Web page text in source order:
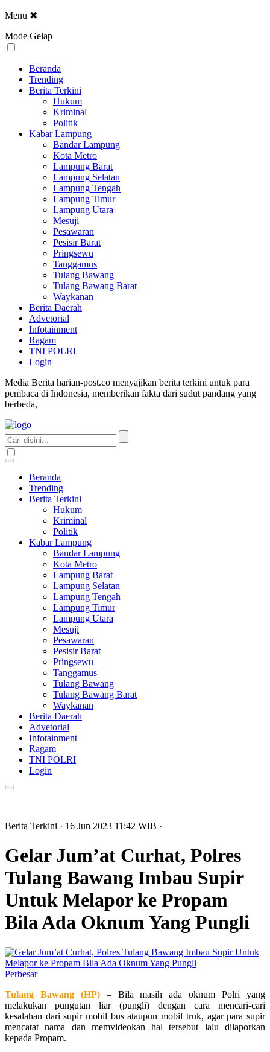
Menu ✖
Mode Gelap
Beranda
Trending
Berita Terkini
Hukum
Kriminal
Politik
Kabar Lampung
Bandar Lampung
Kota Metro
Lampung Barat
Lampung Selatan
Lampung Tengah
Lampung Timur
Lampung Utara
Mesuji
Pesawaran
Pesisir Barat
Pringsewu
Tanggamus
Tulang Bawang
Tulang Bawang Barat
Waykanan
Berita Daerah
Advetorial
Infotainment
Ragam
TNI POLRI
Login
Media Berita harian-post.co menyajikan berita terkini untuk para
pembaca di Indonesia, memberikan fakta dari sudut pandang yang
berbeda,
Beranda
Trending
Berita Terkini
Hukum
Kriminal
Politik
Kabar Lampung
Bandar Lampung
Kota Metro
Lampung Barat
Lampung Selatan
Lampung Tengah
Lampung Timur
Lampung Utara
Mesuji
Pesawaran
Pesisir Barat
Pringsewu
Tanggamus
Tulang Bawang
Tulang Bawang Barat
Waykanan
Berita Daerah
Advetorial
Infotainment
Ragam
TNI POLRI
Login
Berita Terkini · 16 Jun 2023 11:42 WIB ·
Gelar Jum’at Curhat, Polres
Tulang Bawang Imbau Supir
Untuk Melapor ke Propam
Bila Ada Oknum Yang Pungli
Perbesar
Tulang Bawang (HP)– Bila masih ada oknum Polri yang
melakukan pungutan liar (pungli) dengan cara mencari-cari
kesalahan dari supir mobil bus ataupun mobil truk, agar para supir
mencatat nama dan memvideokan hal tersebut lalu dilaporkan
kepada Propam.